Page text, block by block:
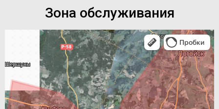
Зона обслуживания